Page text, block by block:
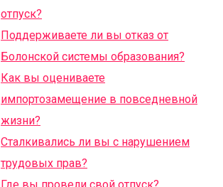
отпуск?
Поддерживаете ли вы отказ от
Болонской системы образования?
Как вы оцениваете
импортозамещение в повседневной
жизни?
Сталкивались ли вы с нарушением
трудовых прав?